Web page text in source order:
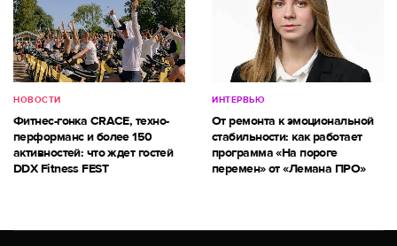
НОВОСТИ
Фитнес-гонка CRACE, техно-
перформанс и более 150
активностей: что ждет гостей
DDX Fitness FEST
ИНТЕРВЬЮ
От ремонта к эмоциональной
стабильности: как работает
программа «На пороге
перемен» от «Лемана ПРО»